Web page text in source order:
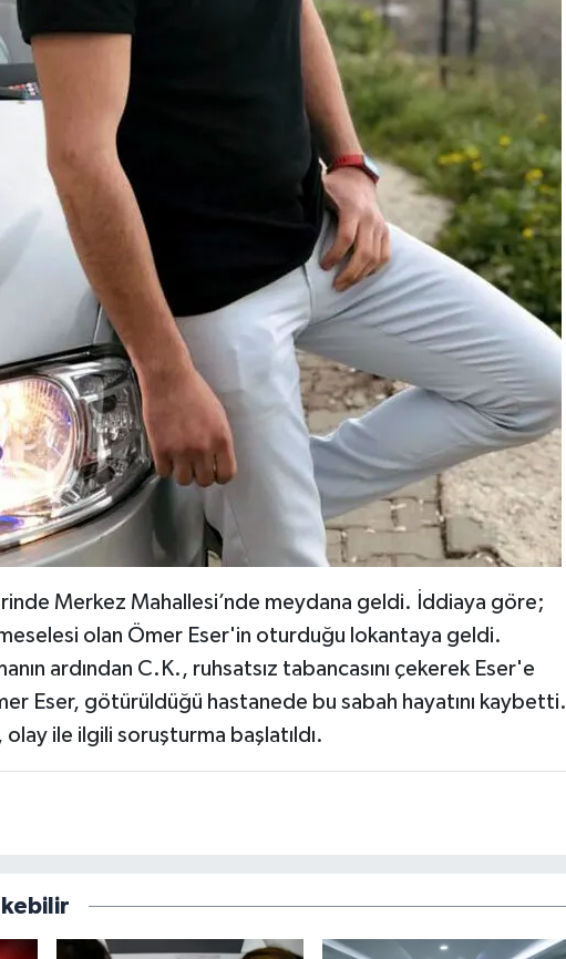
Merkez Mahallesi’nde meydana geldi. İddiaya göre;
olan Ömer Eser'in oturduğu lokantaya geldi.
ardından C.K., ruhsatsız tabancasını çekerek Eser'e
Eser, götürüldüğü hastanede bu sabah hayatını kaybetti.
olay ile ilgili soruşturma başlatıldı.